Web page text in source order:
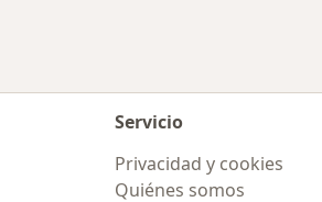
Servicio
Privacidad y cookies
Quiénes somos